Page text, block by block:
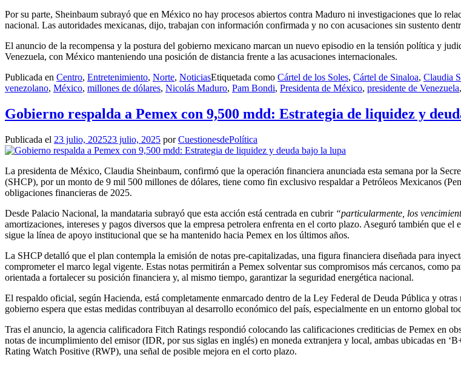
Por su parte, Sheinbaum subrayó que en México no hay procesos abiertos contra Maduro ni investigaciones que lo
nacional. Las autoridades mexicanas, dijo, trabajan con información confirmada y no con acusaciones sin sustento
El anuncio de la recompensa y la postura del gobierno mexicano marcan un nuevo episodio en la tensión política y
Venezuela, con México manteniendo una posición de distancia frente a las acusaciones internacionales.
Publicada en Centro, Entretenimiento, Norte, NoticiasEtiquetada como Cártel de los Soles, Cártel de Sinaloa, Claudia
venezolano, México, millones de dólares, Nicolás Maduro, Pam Bondi, Presidenta de México, presidente de Venezuela,
Gobierno respalda a Pemex con 9,500 mdd: Estrategia de liquidez y
Publicada el 23 julio, 202523 julio, 2025 porCuestionesdePolítica
La presidenta de México, Claudia Sheinbaum, confirmó que la operación financiera anunciada esta semana por la
(SHCP), por un monto de 9 mil 500 millones de dólares, tiene como fin exclusivo respaldar a Petróleos Mexicanos
obligaciones financieras de 2025.
Desde Palacio Nacional, la mandataria subrayó que esta acción está centrada en cubrir “particularmente, los
amortizaciones, intereses y pagos diversos que la empresa petrolera enfrenta en el corto plazo. Aseguró también que el
sigue la línea de apoyo institucional que se ha mantenido hacia Pemex en los últimos años.
La SHCP detalló que el plan contempla la emisión de notas pre-capitalizadas, una figura financiera diseñada para
comprometer el marco legal vigente. Estas notas permitirán a Pemex solventar sus compromisos más cercanos, como
orientada a fortalecer su posición financiera y, al mismo tiempo, garantizar la seguridad energética nacional.
El respaldo oficial, según Hacienda, está completamente enmarcado dentro de la Ley Federal de Deuda Pública y
gobierno espera que estas medidas contribuyan al desarrollo económico del país, especialmente en un entorno global
Tras el anuncio, la agencia calificadora Fitch Ratings respondió colocando las calificaciones crediticias de Pemex en
notas de incumplimiento del emisor (IDR, por sus siglas en inglés) en moneda extranjera y local, ambas ubicadas en
Rating Watch Positive (RWP), una señal de posible mejora en el corto plazo.